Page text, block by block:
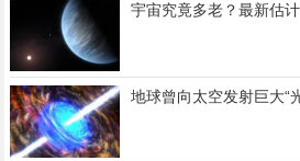
宇宙究竟多老？最新估
地球曾向太空发射巨大“